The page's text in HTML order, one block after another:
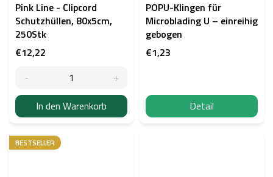
Pink Line - Clipcord
Schutzhüllen, 80x5cm,
250Stk
€12,22
In den Warenkorb
POPU-Klingen für
Microblading U – einreihig
gebogen
€1,23
Detail
BESTSELLER